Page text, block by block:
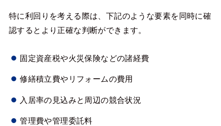
特に利回りを考える際は、下記のような要素を同時に確
認するとより正確な判断ができます。
固定資産税や火災保険などの諸経費
修繕積立費やリフォームの費用
入居率の見込みと周辺の競合状況
管理費や管理委託料